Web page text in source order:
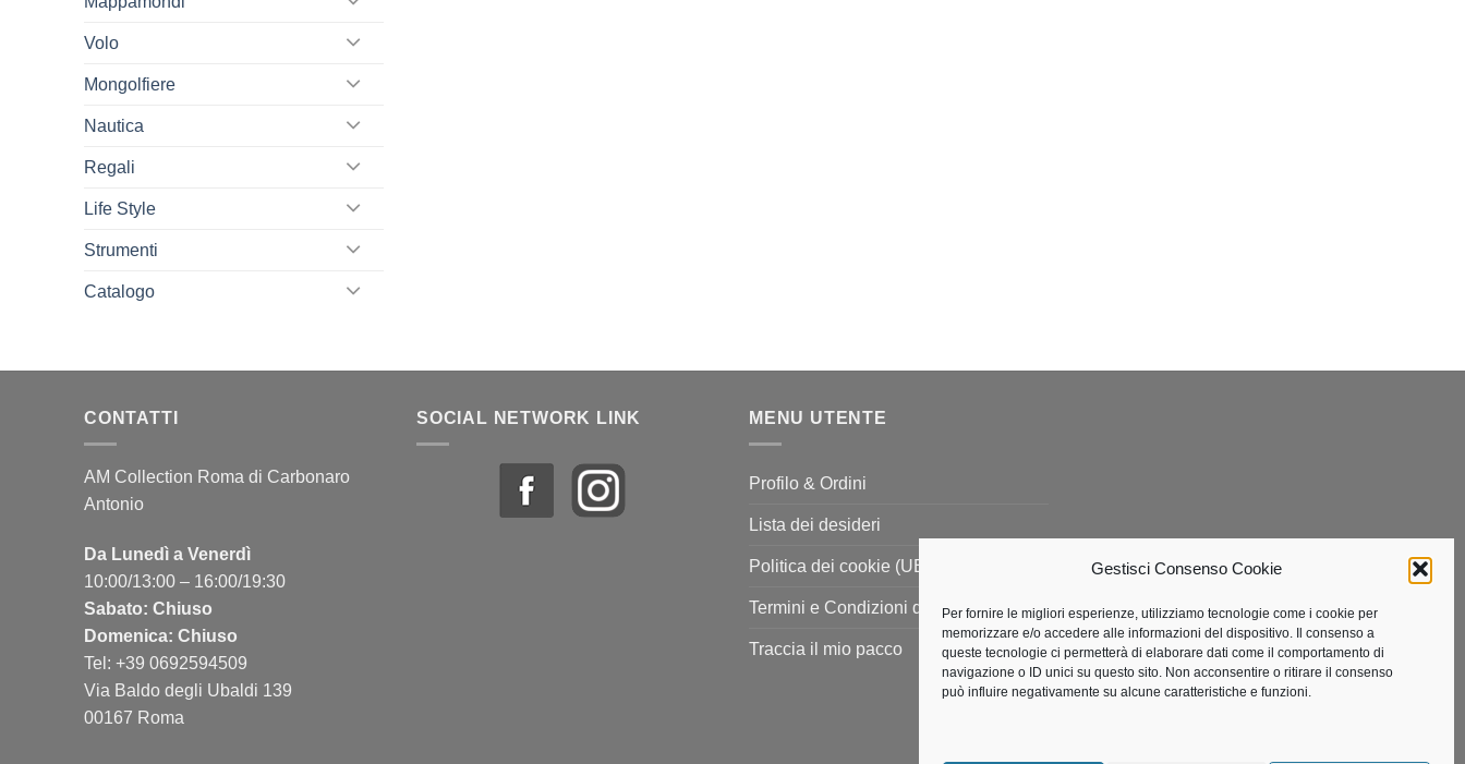
Gestisci Consenso Cookie
Per fornire le migliori esperienze, utilizziamo tecnologie come i cookie per
memorizzare e/o accedere alle informazioni del dispositivo. Il consenso a
queste tecnologie ci permetterà di elaborare dati come il comportamento di
navigazione o ID unici su questo sito. Non acconsentire o ritirare il consenso
può influire negativamente su alcune caratteristiche e funzioni.
Volo
Mongolfiere
Nautica
Regali
Life Style
Strumenti
Catalogo
CONTATTI
AM Collection Roma di Carbonaro
Antonio
Da Lunedì a Venerdì
10:00/13:00 – 16:00/19:30
Sabato: Chiuso
Domenica: Chiuso
Tel: +39 0692594509
Via Baldo degli Ubaldi 139
00167 Roma
SOCIAL NETWORK LINK MENU UTENTE
Profilo & Ordini
Lista dei desideri
Politica dei cookie (UE)
Termini e Condizioni di vendita
Traccia il mio pacco